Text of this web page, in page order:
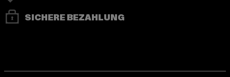
SICHERE BEZAHLUNG